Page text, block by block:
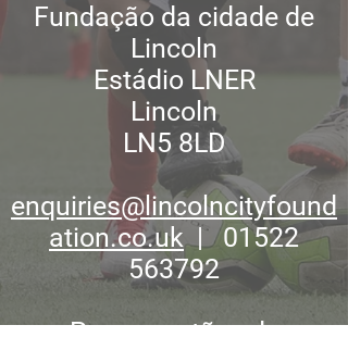
Fundação da cidade de
Lincoln
Estádio LNER
Lincoln
LN5 8LD
enquiries@lincolncityfound
ation.co.uk| 01522
563792
Para questões de